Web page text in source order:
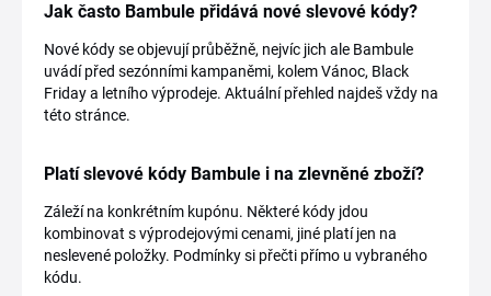
Jak často Bambule přidává nové slevové kódy?
Nové kódy se objevují průběžně, nejvíc jich ale Bambule
uvádí před sezónními kampaněmi, kolem Vánoc, Black
Friday a letního výprodeje. Aktuální přehled najdeš vždy na
této stránce.
Platí slevové kódy Bambule i na zlevněné zboží?
Záleží na konkrétním kupónu. Některé kódy jdou
kombinovat s výprodejovými cenami, jiné platí jen na
neslevené položky. Podmínky si přečti přímo u vybraného
kódu.